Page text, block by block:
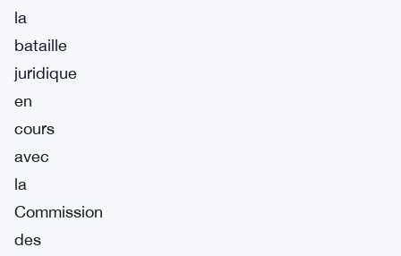
la
bataille
juridique
en
cours
avec
la
Commission
des